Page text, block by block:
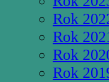
Rok
Rok
Rok
Rok